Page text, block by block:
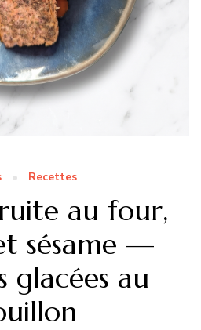
Recettes
au four,
sésame —
glacées au